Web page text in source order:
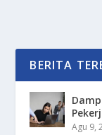
BERITA
Agu 9,